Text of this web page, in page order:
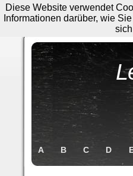
A B C D
Diese Website verwendet
Informationen darüber, wie